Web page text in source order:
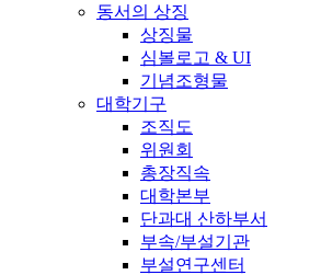
동서의 상징
상징물
심볼로고 & UI
기념조형물
대학기구
조직도
위원회
총장직속
대학본부
단과대 산하부서
부속/부설기관
부설연구센터